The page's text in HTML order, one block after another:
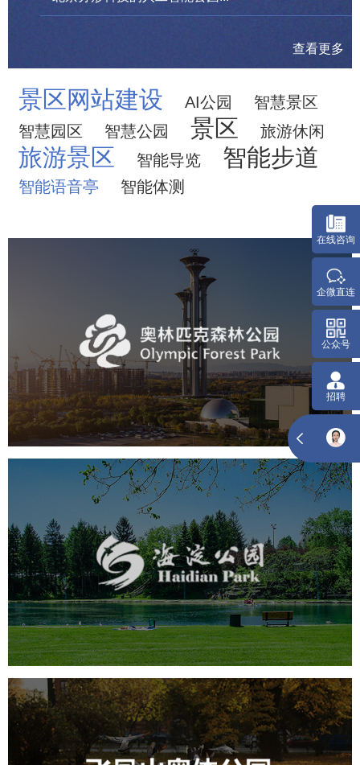
查看更多
景区网站建设 AI公园
智慧景区
智慧园区
智慧公园 景区 旅游休闲
旅游景区 智能导览 智能步道
智能语音亭 智能体测
奥体森林公园
旅游休闲 公园 AI人工智能
智慧公园
智慧体育公园
智能步道 智能大数据平台
海淀公园
旅游休闲 公园 AI人工智能 智慧公园
智能步道
智能大数据平台
AR太极 智能语音亭
飞凤山奥体公园